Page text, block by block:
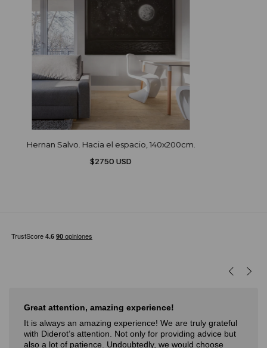
Hernan Salvo. Hacia el espacio, 140x200cm.
$2750 USD
experience!
We are truly grateful
only for providing advice but
we would choose
Muy buena experiencia
Muy buena experiencia.
novedosa forma de poder
con la posibilidad de